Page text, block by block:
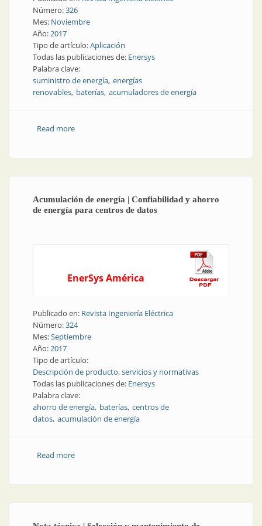
Número:326
Mes: Noviembre
Año:2017
Tipo de artículo:Aplicación
Todas las publicaciones de: Enersys
Palabra clave:
suministro de energía energías
renovables baterías acumuladores de energía
Read moreabout Aplicación | Selección de baterías para
Acumulación de energía | Confiabilidad y ahorro
de energía para centros de datos
EnerSys América
Publicado en: Revista Ingeniería Eléctrica
Número:324
Mes:Septiembre
Año:2017
Tipo de artículo:
Descripción de producto, servicios y normativas
Todas las publicaciones de: Enersys
Palabra clave:
ahorro de energía baterías centros de
datos acumulación de energía
Read moreabout Acumulación de energía | Confiabilidad y